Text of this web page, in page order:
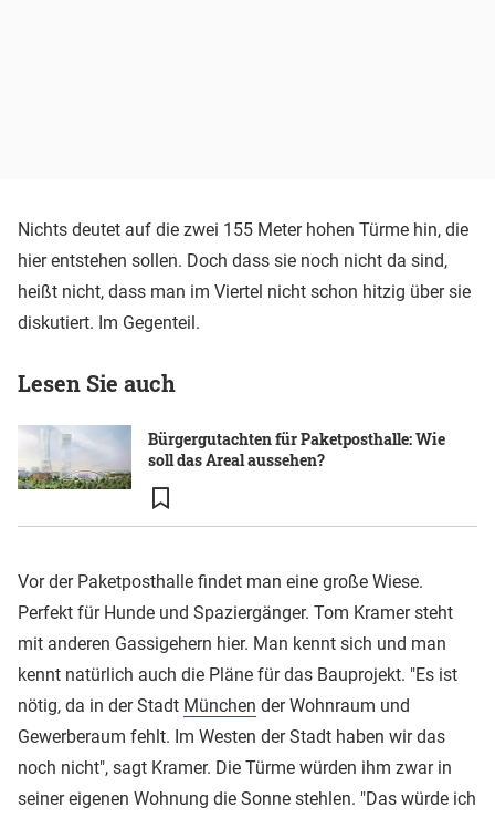
Nichts deutet auf die zwei 155 Meter hohen Türme hin, die
hier entstehen sollen. Doch dass sie noch nicht da sind,
heißt nicht, dass man im Viertel nicht schon hitzig über sie
diskutiert. Im Gegenteil.
Lesen Sie auch
Bürgergutachten für Paketposthalle: Wie
soll das Areal aussehen?
Vor der Paketposthalle findet man eine große Wiese.
Perfekt für Hunde und Spaziergänger. Tom Kramer steht
mit anderen Gassigehern hier. Man kennt sich und man
kennt natürlich auch die Pläne für das Bauprojekt. "Es ist
nötig, da in der Stadt München der Wohnraum und
Gewerberaum fehlt. Im Westen der Stadt haben wir das
noch nicht", sagt Kramer. Die Türme würden ihm zwar in
seiner eigenen Wohnung die Sonne stehlen. "Das würde ich